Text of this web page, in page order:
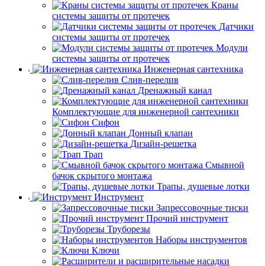
Краны
системы защиты от протечек
Датчики
системы защиты от протечек
Модули
системы защиты от протечек
Инженерная сантехника
Слив-перелив
Дренажный канал
Комплектующие для инженерной сантехники
Сифон
Донный клапан
Дизайн-решетка
Трап
Смывной
бачок скрытого монтажа
Трапы, душевые лотки
Инструмент
Запрессовочные тиски
Прочий инструмент
Труборезы
Наборы инструментов
Ключи